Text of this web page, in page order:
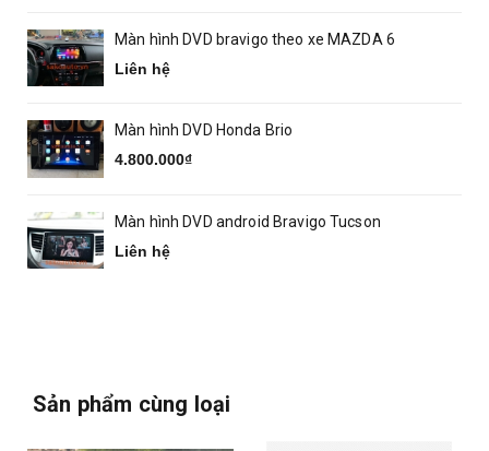
Màn hình DVD bravigo theo xe MAZDA 6
Liên hệ
Màn hình DVD Honda Brio
4.800.000₫
Màn hình DVD android Bravigo Tucson
Liên hệ
Sản phẩm cùng loại